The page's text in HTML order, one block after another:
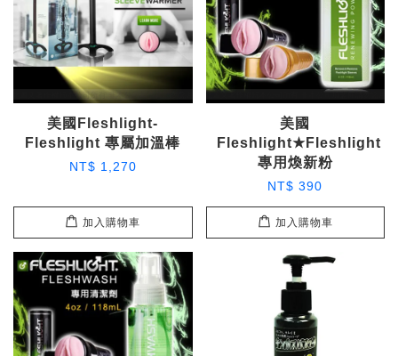
美國Fleshlight-
Fleshlight 專屬加溫棒
NT$ 1,270
加入購物車
美國
Fleshlight★Fleshlight
專用煥新粉
NT$ 390
加入購物車